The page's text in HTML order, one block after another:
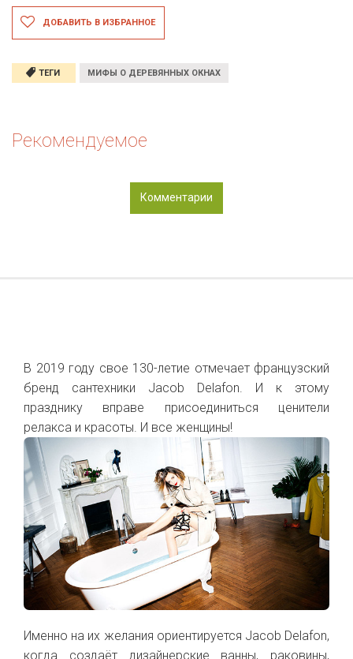
ДОБАВИТЬ В ИЗБРАННОЕ
ТЕГИ МИФЫ О ДЕРЕВЯННЫХ ОКНАХ
Рекомендуемое
Комментарии
В 2019 году свое 130-летие отмечает французский
бренд сантехники Jacob Delafon. И к этому
празднику вправе присоединиться ценители
релакса и красоты. И все женщины!
Именно на их желания ориентируется Jacob Delafon,
когда создаёт дизайнерские ванны, раковины,